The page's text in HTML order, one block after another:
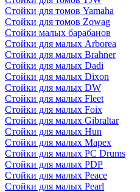
Стойки для томов Yamaha
Стойки для томов Zowag
Стойки малых барабанов
Стойки для малых Arborea
Стойки для малых Brahner
Стойки для малых Dadi
Стойки для малых Dixon
Стойки для малых DW
Стойки для малых Fleet
Стойки для малых Foix
Стойки для малых Gibraltar
Стойки для малых Hun
Стойки для малых Mapex
Стойки для малых PC Drums
Стойки для малых PDP
Стойки для малых Peace
Стойки для малых Pearl